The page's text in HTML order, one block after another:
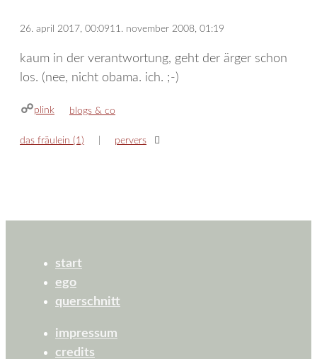
26. april 2017, 00:0911. november 2008, 01:19
kaum in der verantwortung, geht der ärger schon
los. (nee, nicht obama. ich. ;-)
plink kategorien
blogs & co
das fräulein (1) pervers
start
ego
querschnitt
impressum
credits